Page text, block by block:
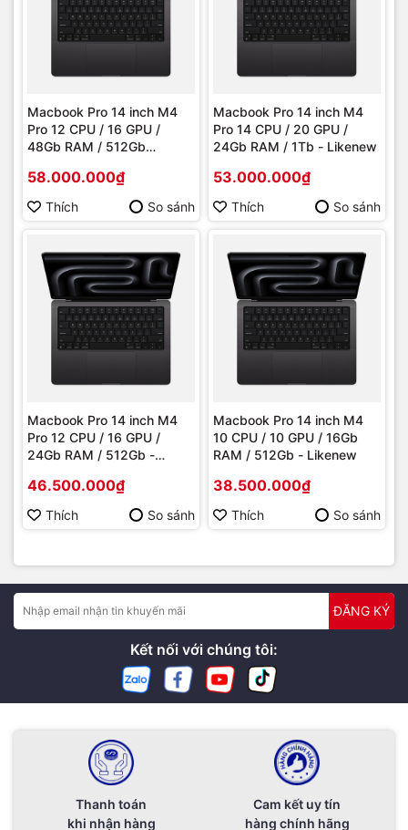
Macbook Pro 14 inch M4
Pro 12 CPU / 16 GPU /
48Gb RAM / 512Gb
58.000.000₫
Thích So sánh
Macbook Pro 14 inch M4
Pro 14 CPU / 20 GPU /
24Gb RAM / 1Tb - Likenew
53.000.000₫
Thích So sánh
Macbook Pro 14 inch M4
Pro 12 CPU / 16 GPU /
24Gb RAM / 512Gb -
46.500.000₫
Thích So sánh
Macbook Pro 14 inch M4
10 CPU / 10 GPU / 16Gb
RAM / 512Gb - Likenew
38.500.000₫
Thích So sánh
ĐĂNG KÝ
Kết nối với chúng tôi:
Thanh toán
khi nhận hàng
Cam kết uy tín
hàng chính hãng